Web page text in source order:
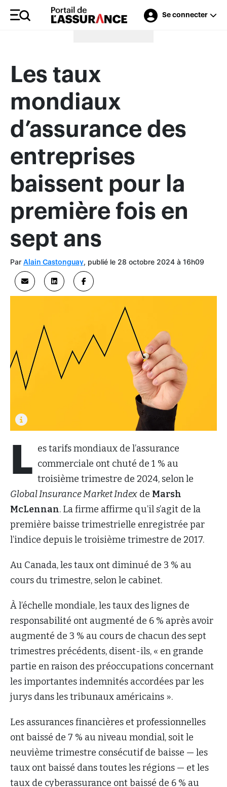
Se connecter
Merci à nos annonceurs
Les taux
mondiaux
d’assurance des
entreprises
baissent pour la
première fois en
sept ans
Par Alain Castonguay, publié le 28 octobre 2024 à 16h09
L es tarifs mondiaux de l’assurance
commerciale ont chuté de 1 % au
troisième trimestre de 2024, selon le
Global Insurance Market Index de Marsh
McLennan. La firme affirme qu’il s’agit de la
première baisse trimestrielle enregistrée par
l’indice depuis le troisième trimestre de 2017.
Au Canada, les taux ont diminué de 3 % au
cours du trimestre, selon le cabinet.
À l’échelle mondiale, les taux des lignes de
responsabilité ont augmenté de 6 % après avoir
augmenté de 3 % au cours de chacun des sept
trimestres précédents, disent-ils, « en grande
partie en raison des préoccupations concernant
les importantes indemnités accordées par les
jurys dans les tribunaux américains ».
Les assurances financières et professionnelles
ont baissé de 7 % au niveau mondial, soit le
neuvième trimestre consécutif de baisse — les
taux ont baissé dans toutes les régions — et les
taux de cyberassurance ont baissé de 6 % au